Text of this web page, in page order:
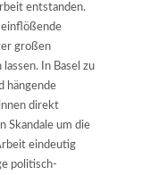
entstanden.
einflößende
großen
In Basel zu
hängende
direkt
Skandale um die
eindeutig
politisch-